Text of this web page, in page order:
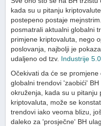
kada su u pitanju
postepeno postaje
posmatrali aktualni globalni
primjene kriptovaluta, nego
poslovanja, najbolji je
udaljeno od tzv. Industrije 5.0
Očekivati da će se
globalni trendovi 'zaobići'
okruženja, kada su u pitanju
kriptovaluta, može se
trendovi iako veoma blizu,
daleko za 'prosječne' BH